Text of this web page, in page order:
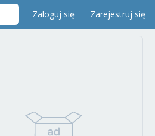
Zaloguj się Zarejestruj się